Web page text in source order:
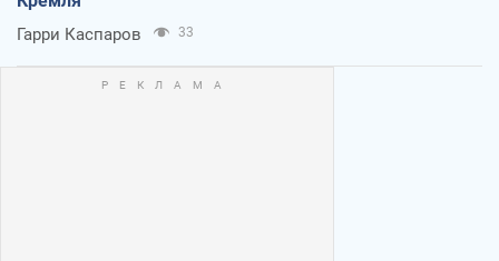
Гарри Каспаров 33